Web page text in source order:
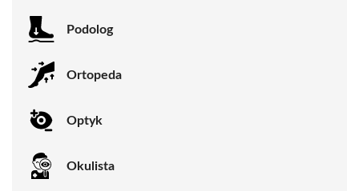
Podolog
Ortopeda
Optyk
Okulista